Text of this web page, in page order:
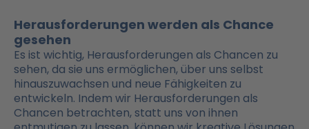
Herausforderungen werden als Chance
gesehen
Es ist wichtig, Herausforderungen als Chancen zu
sehen, da sie uns ermöglichen, über uns selbst
hinauszuwachsen und neue Fähigkeiten zu
entwickeln. Indem wir Herausforderungen als
Chancen betrachten, statt uns von ihnen